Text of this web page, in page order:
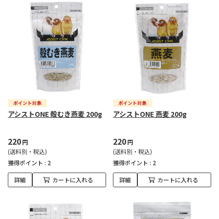
アシストONE 殻むき燕麦 200g
220円
(送料別・税込)
獲得ポイント : 2
詳細 カートに入れる
アシストONE 燕麦 200g
220円
(送料別・税込)
獲得ポイント : 2
詳細 カートに入れる